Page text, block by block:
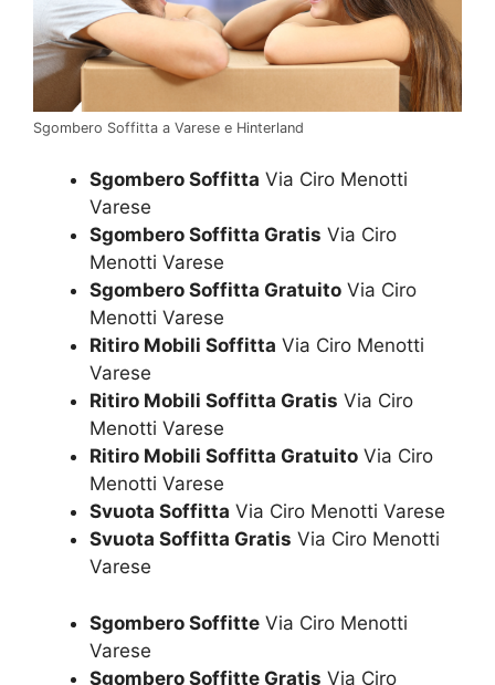
Sgombero Soffitta a Varese e Hinterland
Sgombero Soffitta Via Ciro Menotti
Varese
Sgombero Soffitta Gratis Via Ciro
Menotti Varese
Sgombero Soffitta Gratuito Via Ciro
Menotti Varese
Ritiro Mobili Soffitta Via Ciro Menotti
Varese
Ritiro Mobili Soffitta Gratis Via Ciro
Menotti Varese
Ritiro Mobili Soffitta Gratuito Via Ciro
Menotti Varese
Svuota Soffitta Via Ciro Menotti Varese
Svuota Soffitta Gratis Via Ciro Menotti
Varese
Sgombero Soffitte Via Ciro Menotti
Varese
Sgombero Soffitte Gratis Via Ciro